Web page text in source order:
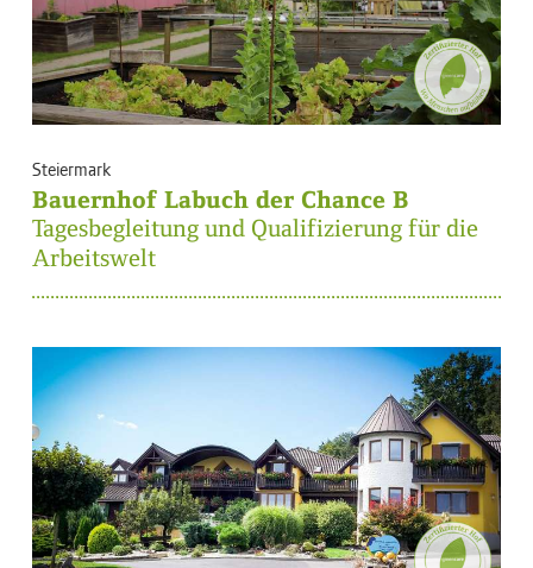
Steiermark
Bauernhof Labuch der Chance B
Tagesbegleitung und Qualifizierung für die
Arbeitswelt